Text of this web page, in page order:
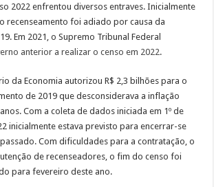
2022 enfrentou diversos entraves. Inicialmente
recenseamento foi adiado por causa da
Em 2021, o Supremo Tribunal Federal
anterior a realizar o censo em 2022.
da Economia autorizou R$ 2,3 bilhões para o
de 2019 que desconsiderava a inflação
Com a coleta de dados iniciada em 1º de
inicialmente estava previsto para encerrar-se
Com dificuldades para a contratação, o
de recenseadores, o fim do censo foi
para fevereiro deste ano.